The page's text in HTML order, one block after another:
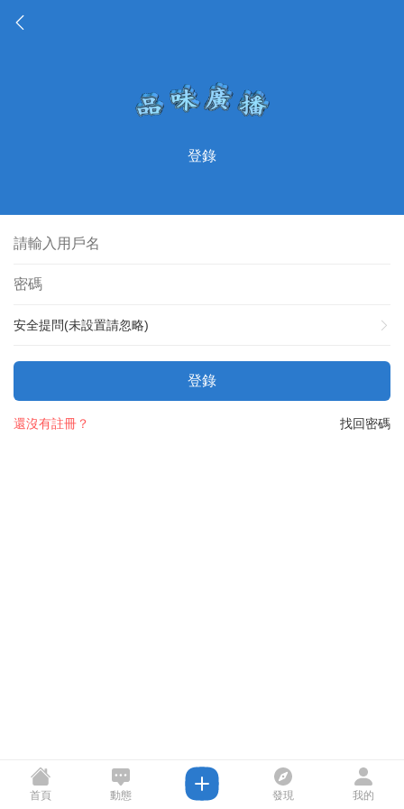
登錄
安全提問(未設置請忽略)
登錄
找回密碼
還沒有註冊？
首頁 動態 發現 我的